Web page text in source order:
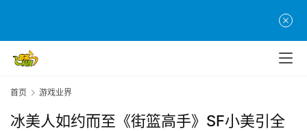
首页 游戏业界
冰美人如约而至《街篮高手》SF小美引全